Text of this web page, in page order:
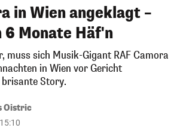
in Wien angeklagt –
6 Monate Häf'n
muss sich Musik-Gigant RAF Camora
in Wien vor Gericht
Story.
Oistric